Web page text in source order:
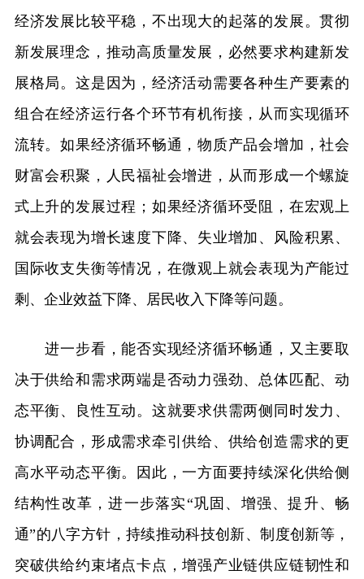
经济发展比较平稳，不出现大的起落的发展。贯彻
新发展理念，推动高质量发展，必然要求构建新发
展格局。这是因为，经济活动需要各种生产要素的
组合在经济运行各个环节有机衔接，从而实现循环
流转。如果经济循环畅通，物质产品会增加，社会
财富会积聚，人民福祉会增进，从而形成一个螺旋
式上升的发展过程；如果经济循环受阻，在宏观上
就会表现为增长速度下降、失业增加、风险积累、
国际收支失衡等情况，在微观上就会表现为产能过
剩、企业效益下降、居民收入下降等问题。
进一步看，能否实现经济循环畅通，又主要取
决于供给和需求两端是否动力强劲、总体匹配、动
态平衡、良性互动。这就要求供需两侧同时发力、
协调配合，形成需求牵引供给、供给创造需求的更
高水平动态平衡。因此，一方面要持续深化供给侧
结构性改革，进一步落实“巩固、增强、提升、畅
通”的八字方针，持续推动科技创新、制度创新等，
突破供给约束堵点卡点，增强产业链供应链韧性和